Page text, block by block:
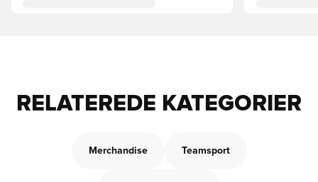
RELATEREDE KATEGORIER
Merchandise Teamsport